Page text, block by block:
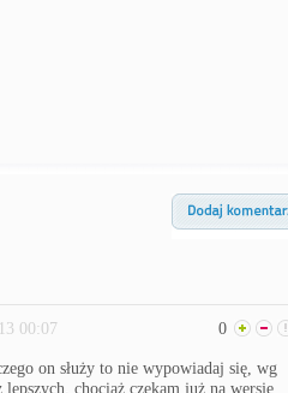
00:07 0
on służy to nie wypowiadaj się, wg
chociaż czekam już na wersję